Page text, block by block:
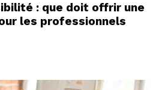
: que doit offrir une
les professionnels